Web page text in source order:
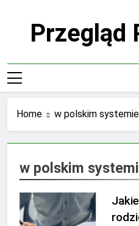
Przegląd
Home w polskim
w polskim